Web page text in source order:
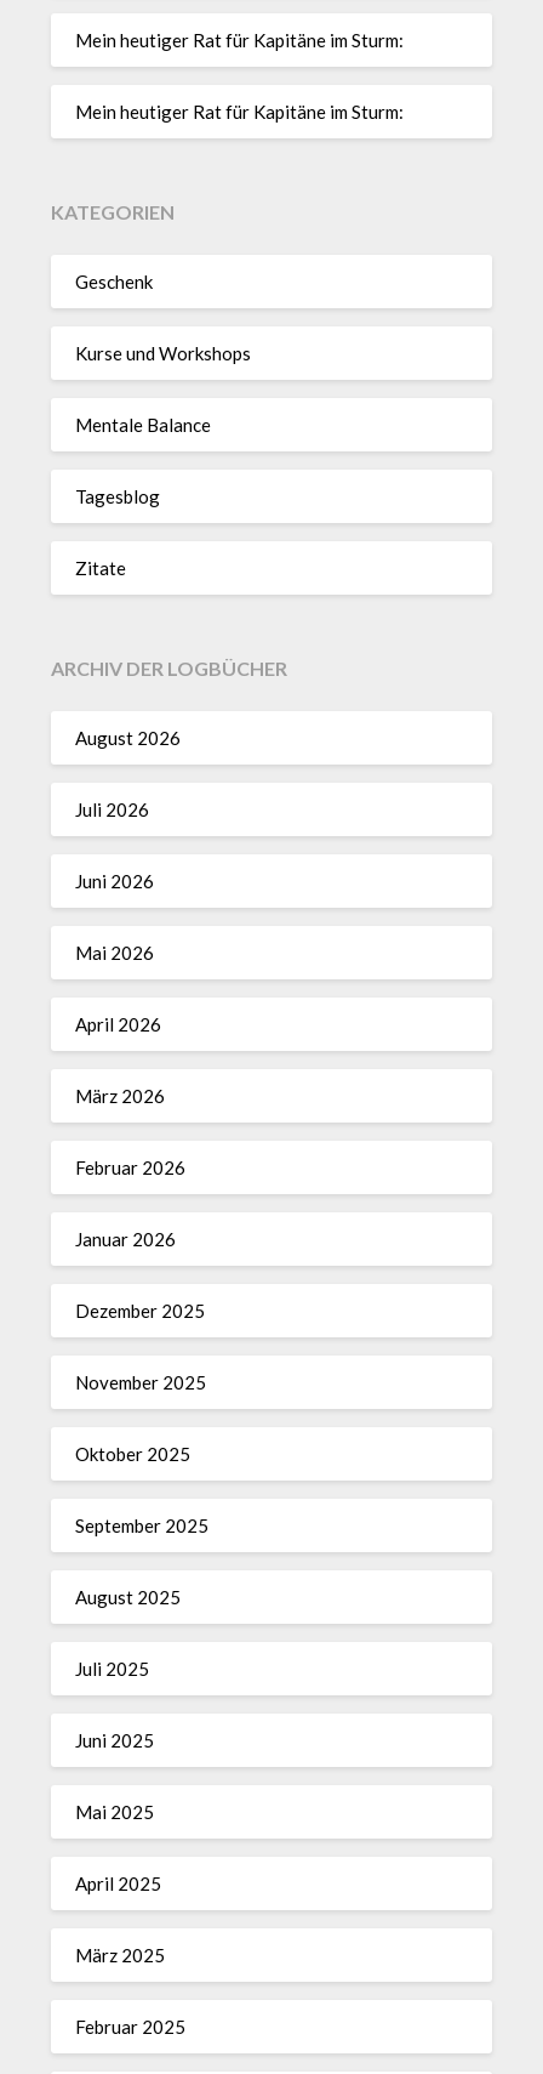
Mein heutiger Rat für Kapitäne im Sturm:
Mein heutiger Rat für Kapitäne im Sturm:
KATEGORIEN
Geschenk
Kurse und Workshops
Mentale Balance
Tagesblog
Zitate
ARCHIV DER LOGBÜCHER
August 2026
Juli 2026
Juni 2026
Mai 2026
April 2026
März 2026
Februar 2026
Januar 2026
Dezember 2025
November 2025
Oktober 2025
September 2025
August 2025
Juli 2025
Juni 2025
Mai 2025
April 2025
März 2025
Februar 2025